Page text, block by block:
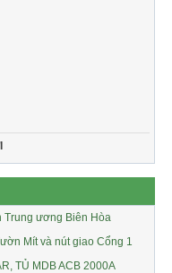
Trung ương Biên Hòa
Mít và nút giao Cổng 1
TỦ MDB ACB 2000A